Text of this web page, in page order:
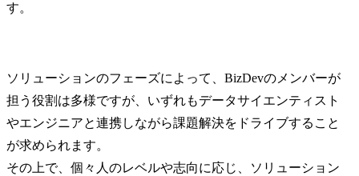
す。
ソリューションのフェーズによって、BizDevのメンバーが
担う役割は多様ですが、いずれもデータサイエンティスト
やエンジニアと連携しながら課題解決をドライブすること
が求められます。
その上で、個々人のレベルや志向に応じ、ソリューション